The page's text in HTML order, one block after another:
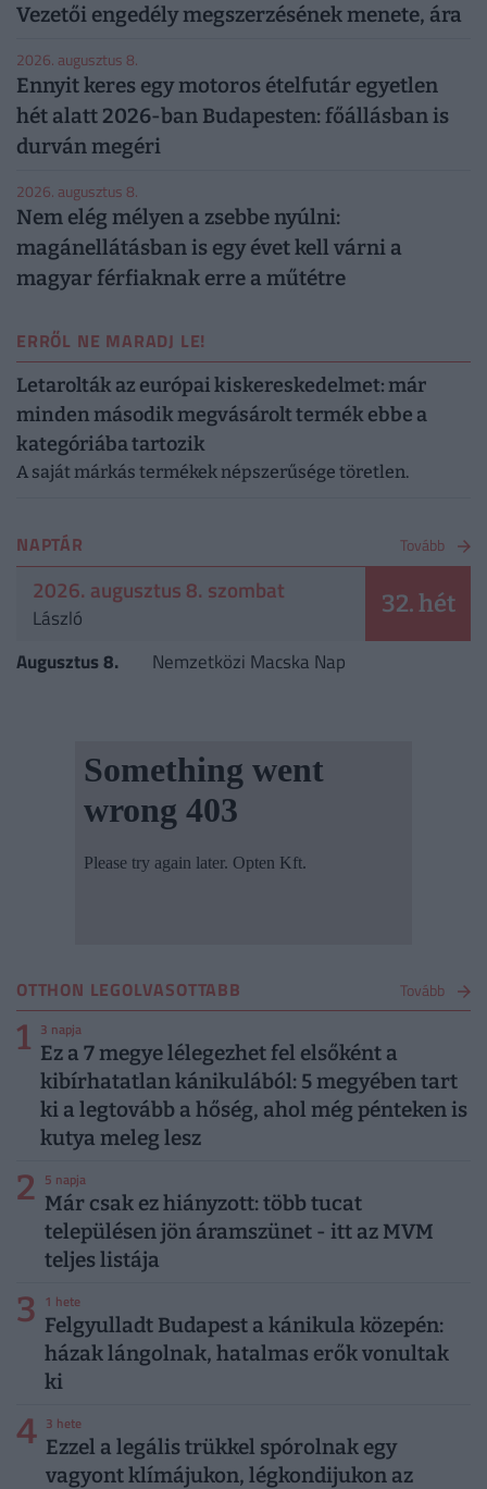
Vezetői engedély megszerzésének menete, ára
2026. augusztus 8.
Ennyit keres egy motoros ételfutár egyetlen
hét alatt 2026-ban Budapesten: főállásban is
durván megéri
2026. augusztus 8.
Nem elég mélyen a zsebbe nyúlni:
magánellátásban is egy évet kell várni a
magyar férfiaknak erre a műtétre
ERRŐL NE MARADJ LE!
Letarolták az európai kiskereskedelmet: már
minden második megvásárolt termék ebbe a
kategóriába tartozik
A saját márkás termékek népszerűsége töretlen.
NAPTÁR Tovább
2026. augusztus 8. szombat
László 32. hét
Augusztus 8. Nemzetközi Macska Nap
OTTHON LEGOLVASOTTABB Tovább
1 3 napja
Ez a 7 megye lélegezhet fel elsőként a
kibírhatatlan kánikulából: 5 megyében tart
ki a legtovább a hőség, ahol még pénteken is
kutya meleg lesz
2 5 napja
Már csak ez hiányzott: több tucat
településen jön áramszünet - itt az MVM
teljes listája
3 1 hete
Felgyulladt Budapest a kánikula közepén:
házak lángolnak, hatalmas erők vonultak
ki
4 3 hete
Ezzel a legális trükkel spórolnak egy
vagyont klímájukon, légkondijukon az